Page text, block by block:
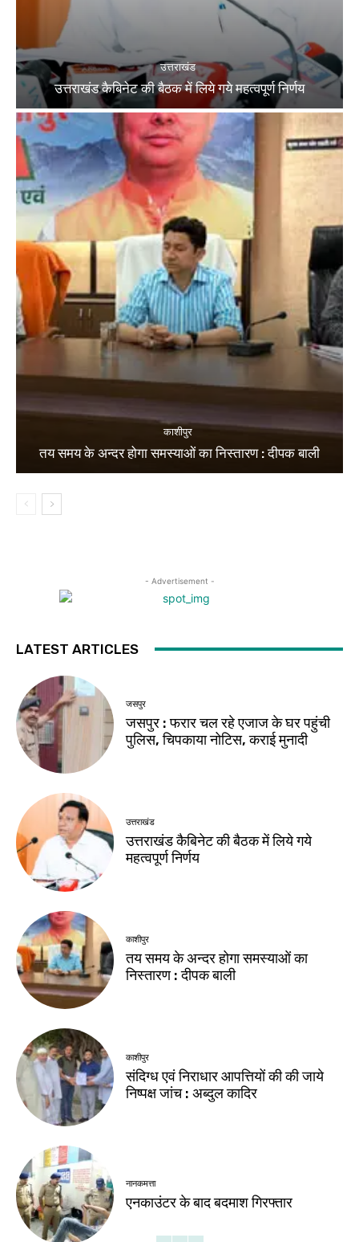
उत्तराखंड
उत्तराखंड कैबिनेट की बैठक में लिये गये महत्वपूर्ण निर्णय
काशीपुर
तय समय के अन्दर होगा समस्याओं का निस्तारण : दीपक बाली
- Advertisement -
LATEST ARTICLES
जसपुर
जसपुर : फरार चल रहे एजाज के घर पहुंची
पुलिस, चिपकाया नोटिस, कराई मुनादी
उत्तराखंड
उत्तराखंड कैबिनेट की बैठक में लिये गये
महत्वपूर्ण निर्णय
काशीपुर
तय समय के अन्दर होगा समस्याओं का
निस्तारण : दीपक बाली
काशीपुर
संदिग्ध एवं निराधार आपत्तियों की की जाये
निष्पक्ष जांच : अब्दुल कादिर
नानकमत्ता
एनकाउंटर के बाद बदमाश गिरफ्तार